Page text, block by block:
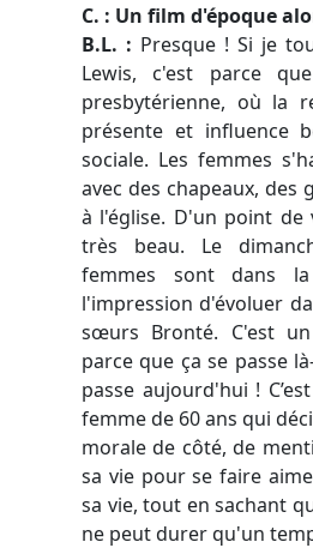
C. : Un film d'époque
B.L. : Presque ! Si je
Lewis, c'est parce
presbytérienne, où la
présente et influence
sociale. Les femmes
avec des chapeaux, des
à l'église. D'un point de
très beau. Le
femmes sont dans
l'impression d'évoluer
sœurs Bronté. C'est
parce que ça se passe
passe aujourd'hui !
femme de 60 ans qui
morale de côté, de
sa vie pour se faire
sa vie, tout en sachant
ne peut durer qu'un